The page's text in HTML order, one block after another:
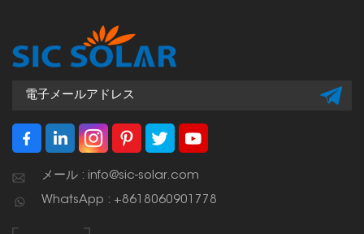
メール : info@sic-solar.com
WhatsApp : +8618060901778